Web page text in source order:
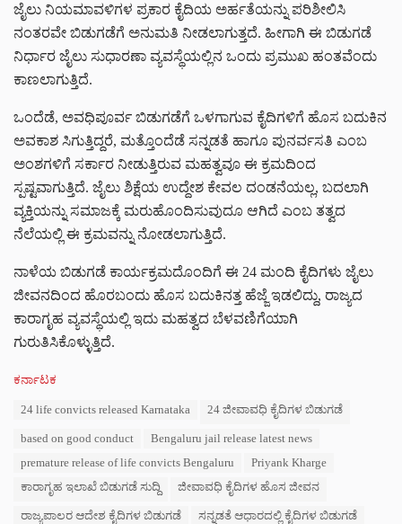
ಜೈಲು ನಿಯಮಾವಳಿಗಳ ಪ್ರಕಾರ ಕೈದಿಯ ಅರ್ಹತೆಯನ್ನು ಪರಿಶೀಲಿಸಿ
ನಂತರವೇ ಬಿಡುಗಡೆಗೆ ಅನುಮತಿ ನೀಡಲಾಗುತ್ತದೆ. ಹೀಗಾಗಿ ಈ ಬಿಡುಗಡೆ
ನಿರ್ಧಾರ ಜೈಲು ಸುಧಾರಣಾ ವ್ಯವಸ್ಥೆಯಲ್ಲಿನ ಒಂದು ಪ್ರಮುಖ ಹಂತವೆಂದು
ಕಾಣಲಾಗುತ್ತಿದೆ.
ಒಂದೆಡೆ, ಅವಧಿಪೂರ್ವ ಬಿಡುಗಡೆಗೆ ಒಳಗಾಗುವ ಕೈದಿಗಳಿಗೆ ಹೊಸ ಬದುಕಿನ
ಅವಕಾಶ ಸಿಗುತ್ತಿದ್ದರೆ, ಮತ್ತೊಂದೆಡೆ ಸನ್ನಡತೆ ಹಾಗೂ ಪುನರ್ವಸತಿ ಎಂಬ
ಅಂಶಗಳಿಗೆ ಸರ್ಕಾರ ನೀಡುತ್ತಿರುವ ಮಹತ್ವವೂ ಈ ಕ್ರಮದಿಂದ
ಸ್ಪಷ್ಟವಾಗುತ್ತಿದೆ. ಜೈಲು ಶಿಕ್ಷೆಯ ಉದ್ದೇಶ ಕೇವಲ ದಂಡನೆಯಲ್ಲ, ಬದಲಾಗಿ
ವ್ಯಕ್ತಿಯನ್ನು ಸಮಾಜಕ್ಕೆ ಮರುಹೊಂದಿಸುವುದೂ ಆಗಿದೆ ಎಂಬ ತತ್ವದ
ನೆಲೆಯಲ್ಲಿ ಈ ಕ್ರಮವನ್ನು ನೋಡಲಾಗುತ್ತಿದೆ.
ನಾಳೆಯ ಬಿಡುಗಡೆ ಕಾರ್ಯಕ್ರಮದೊಂದಿಗೆ ಈ 24 ಮಂದಿ ಕೈದಿಗಳು ಜೈಲು
ಜೀವನದಿಂದ ಹೊರಬಂದು ಹೊಸ ಬದುಕಿನತ್ತ ಹೆಜ್ಜೆ ಇಡಲಿದ್ದು, ರಾಜ್ಯದ
ಕಾರಾಗೃಹ ವ್ಯವಸ್ಥೆಯಲ್ಲಿ ಇದು ಮಹತ್ವದ ಬೆಳವಣಿಗೆಯಾಗಿ
ಗುರುತಿಸಿಕೊಳ್ಳುತ್ತಿದೆ.
C
ಕರ್ನಾಟಕ
24 life convicts released Karnataka 24 ಜೀವಾವಧಿ ಕೈದಿಗಳ ಬಿಡುಗಡೆ
based on good conduct
Bengaluru jail release latest news
premature release of life convicts Bengaluru
Priyank Kharge
ಕಾರಾಗೃಹ ಇಲಾಖೆ ಬಿಡುಗಡೆ ಸುದ್ದಿ
ಜೀವಾವಧಿ ಕೈದಿಗಳ ಹೊಸ ಜೀವನ
ರಾಜ್ಯಪಾಲರ ಆದೇಶ ಕೈದಿಗಳ ಬಿಡುಗಡೆ ಸನ್ನಡತೆ ಆಧಾರದಲ್ಲಿ ಕೈದಿಗಳ ಬಿಡುಗಡೆ